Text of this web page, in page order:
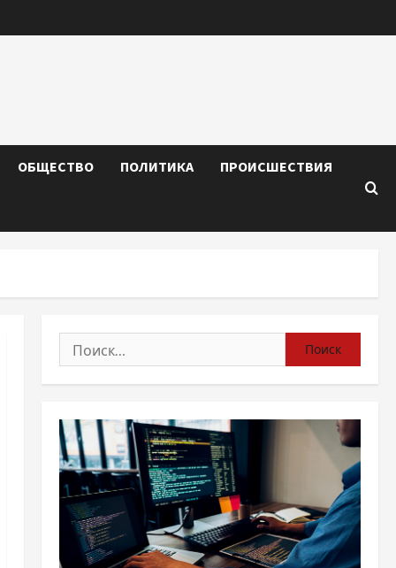
ОБЩЕСТВО ПОЛИТИКА ПРОИСШЕСТВИЯ
Найти: